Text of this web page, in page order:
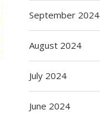
September 2024
August 2024
July 2024
June 2024